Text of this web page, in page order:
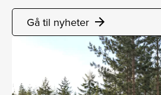
Gå til nyheter arrow_forward